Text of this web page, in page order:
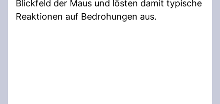
Blickfeld der Maus und lösten damit typische
Reaktionen auf Bedrohungen aus.